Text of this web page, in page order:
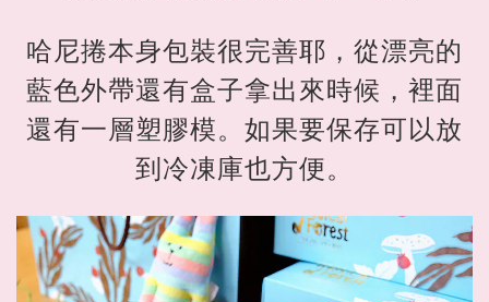
哈尼捲本身包裝很完善耶，從漂亮的
藍色外帶還有盒子拿出來時候，裡面
還有一層塑膠模。如果要保存可以放
到冷凍庫也方便。